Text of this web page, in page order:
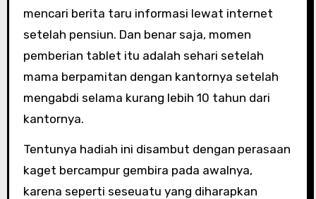
mencari berita taru informasi lewat internet
setelah pensiun. Dan benar saja, momen
pemberian tablet itu adalah sehari setelah
mama berpamitan dengan kantornya setelah
mengabdi selama kurang lebih 10 tahun dari
kantornya.
Tentunya hadiah ini disambut dengan perasaan
kaget bercampur gembira pada awalnya,
karena seperti seseuatu yang diharapkan